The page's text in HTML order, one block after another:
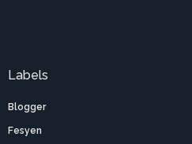
Labels
Blogger
Fesyen